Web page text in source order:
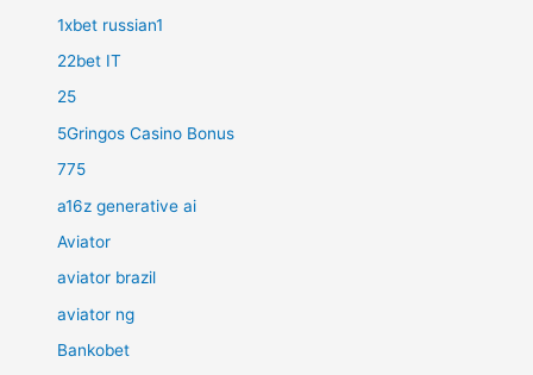
1xbet russian1
22bet IT
25
5Gringos Casino Bonus
775
a16z generative ai
Aviator
aviator brazil
aviator ng
Bankobet